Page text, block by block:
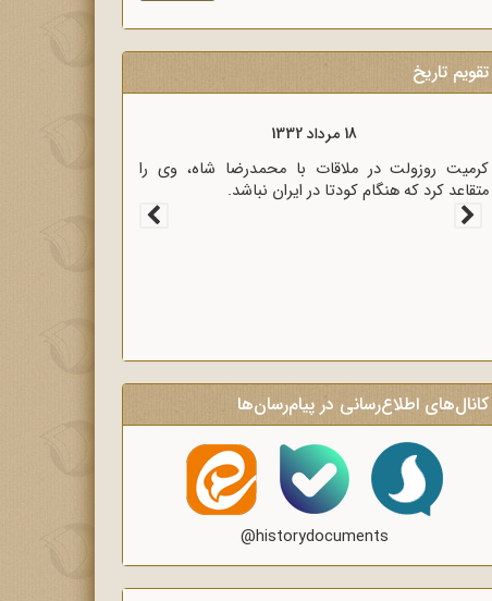
تقویم تاریخ
18 مرداد 1333
بسیاری از رجال روحانی و سیاسی کشور در نامه‌ای برای
رؤسای مجلسین، خشم خود را از پرداخت غرامت به
انگلیس اعلام کردند.
کانال‌های اطلاع‌رسانی در پیام‌رسان‌ها
@historydocuments